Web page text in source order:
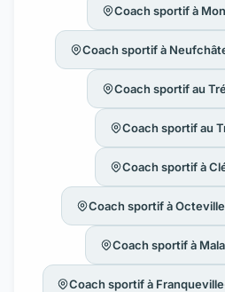
Coach sportif à
Coach sportif à
Coach sportif au
Coach sportif au
Coach sportif à
Coach sportif à
Coach sportif à
Coach sportif à